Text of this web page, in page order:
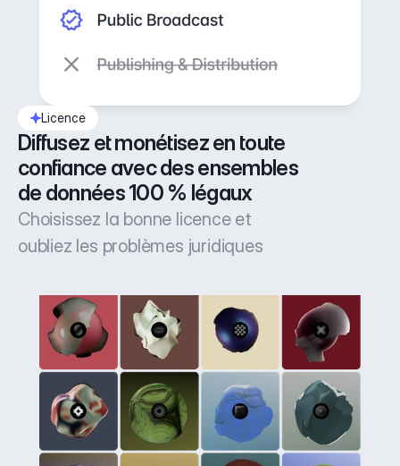
Licence
Diffusez et monétisez en toute
confiance avec des ensembles
de données 100 % légaux
Choisissez la bonne licence et
oubliez les problèmes juridiques